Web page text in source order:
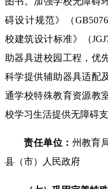
人员。 鼓励和支持 教研机构
研员。
人民政府
特殊教育教师津贴标准。普
效工资分配中对直接承担残
中小学教师职称评聘体系并
励向特殊教育教师倾斜。将